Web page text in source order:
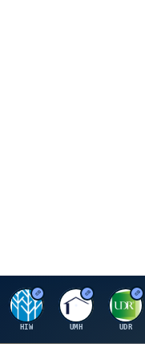
H
HIW
U
UMH
U
UDR